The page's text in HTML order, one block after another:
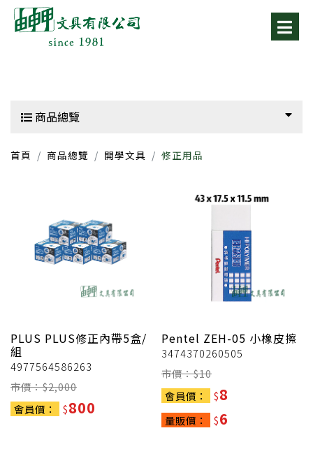
商品總覽
首頁 商品總覽 開學文具 修正用品
PLUS PLUS修正內帶5盒/
組
4977564586263
市價：$2,000
會員價：
$800
Pentel ZEH-05 小橡皮擦
3474370260505
市價：$10
會員價：
$8
量販價： $6